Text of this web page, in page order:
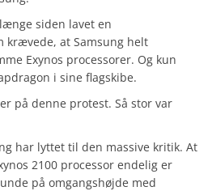
siden lavet en
krævede, at Samsung helt
Exynos processorer. Og kun
i sine flagskibe.
på denne protest. Så stor var
har lyttet til den massive kritik. At
2100 processor endelig er
på omgangshøjde med